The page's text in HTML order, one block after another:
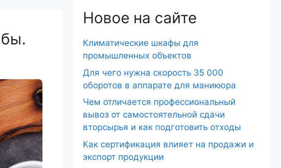
Новое на сайте
Климатические шкафы для
промышленных объектов
Для чего нужна скорость 35 000
оборотов в аппарате для маникюра
Чем отличается профессиональный
вывоз от самостоятельной сдачи
вторсырья и как подготовить отходы
Как сертификация влияет на продажи и
экспорт продукции